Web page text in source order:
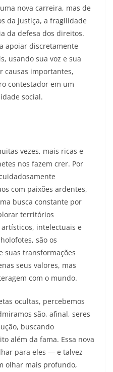
nova carreira, mas de
da justiça, a fragilidade
da defesa dos direitos.
apoiar discretamente
usando sua voz e sua
causas importantes,
contestador em um
social.
vezes, mais ricas e
nos fazem crer. Por
com paixões ardentes,
busca constante por
territórios
intelectuais e
são os
suas transformações
seus valores, mas
com o mundo.
ocultas, percebemos
são, afinal, seres
buscando
além da fama. Essa nova
para eles — e talvez
olhar mais profundo,